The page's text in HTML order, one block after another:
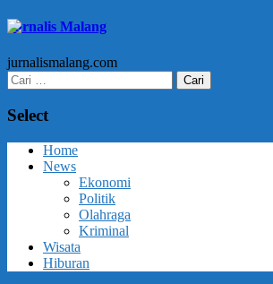
Jurnalis Malang
jurnalismalang.com
Cari
untuk:
Select
Home
News
Ekonomi
Politik
Olahraga
Kriminal
Wisata
Hiburan